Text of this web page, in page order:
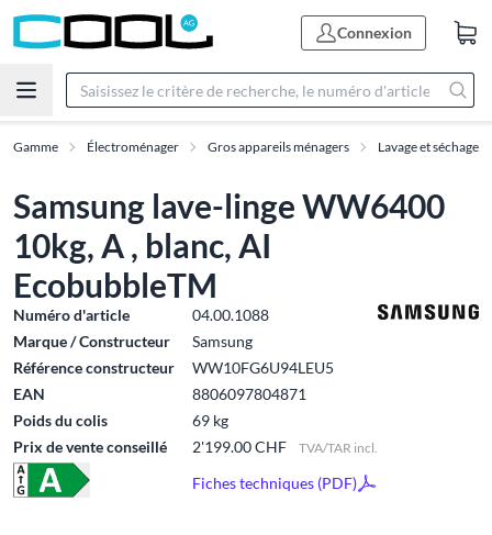
Connexion
Gamme Électroménager Gros appareils ménagers Lavage et séchage
Samsung lave-linge WW6400
10kg, A , blanc, AI
EcobubbleTM
Numéro d'article
04.00.1088
Marque / Constructeur
Samsung
Référence constructeur
WW10FG6U94LEU5
EAN
8806097804871
Poids du colis
69 kg
Prix de vente conseillé
2'199.00 CHF TVA/TAR incl.
Fiches techniques (PDF)